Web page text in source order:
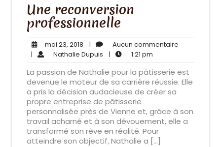
Une reconversion
professionnelle
mai 23, 2018 mai
23,
2018
| Aucun commentaire
| Nathalie Dupuis Nathalie
Dupuis
| 1:21 pm
pm
La passion de Nathalie pour la pâtisserie est
devenue le moteur de sa carrière réussie. Elle
a pris la décision audacieuse de créer sa
propre entreprise de pâtisserie
personnalisée près de Vienne et, grâce à son
travail acharné et à son dévouement, elle a
transformé son rêve en réalité. Pour
atteindre son objectif, Nathalie a […]